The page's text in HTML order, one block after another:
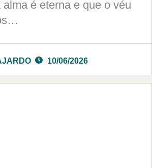
alma é eterna e que o véu
10/06/2026